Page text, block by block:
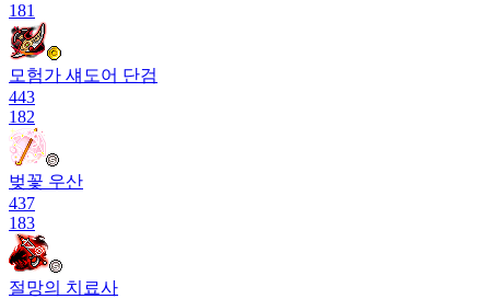
181
모험가 섀도어 단검
443
182
벚꽃 우산
437
183
절망의 치료사